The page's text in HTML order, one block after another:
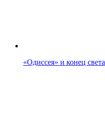
«Одиссея» и конец света